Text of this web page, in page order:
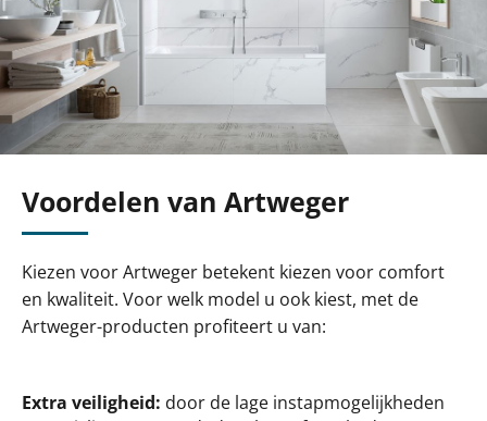
Voordelen van Artweger
Kiezen voor Artweger betekent kiezen voor comfort
en kwaliteit. Voor welk model u ook kiest, met de
Artweger-producten profiteert u van:
Extra veiligheid: door de lage instapmogelijkheden